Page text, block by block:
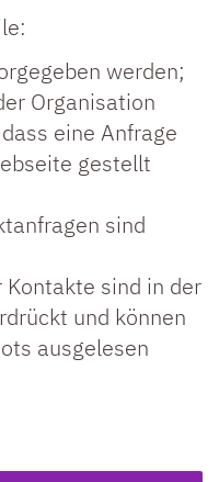
werden;
Organisation
eine Anfrage
gestellt
sind
Kontakte sind in der
und können
ausgelesen